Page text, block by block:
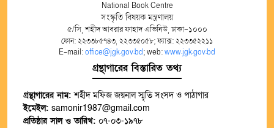
National Book Centre
সংস্কৃতি বিষয়ক মন্ত্রণালয়
৫/সি, শহীদ আবরার ফাহাদ এভিনিউ, ঢাকা-১০০০
ফোন: ২২৩৩৮৫৭৪৩, ২২৩৩৫০৫৮; ফ্যাক্স: ২২৩৩৫২২১১
E-mail:office@jgk.gov.bd; web:www.jgk.gov.bd
গ্রন্থাগারের বিস্তারিত তথ্য
গ্রন্থাগারের নাম:শহীদ মফিজ জয়নাল স্মৃতি সংসদ ও পাঠাগার
ইমেইল: samonir1987@gmail.com
প্রতিষ্ঠার সাল ও তারিখ: ০৭-০৩-১৯৭৮